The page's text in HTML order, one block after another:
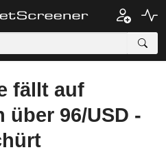
fällt auf
über 96/USD -